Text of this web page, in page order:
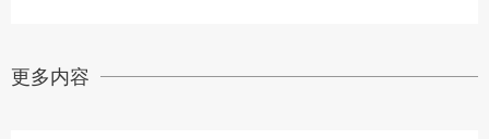
更多内容